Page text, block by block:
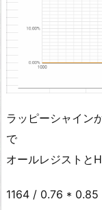
ラッピーシャイン
で
オールレジストと
1164 / 0.76 * 0.85